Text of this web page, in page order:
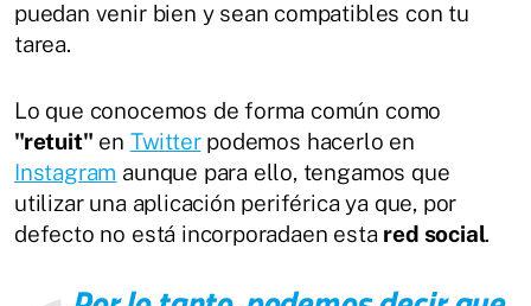
puedan venir bien y sean compatibles con tu
tarea.
Lo que conocemos de forma común como
"retuit" en Twitterpodemos hacerlo en
Instagram aunque para ello, tengamos que
utilizar una aplicación periférica ya que, por
defecto no está incorporadaen esta red social.